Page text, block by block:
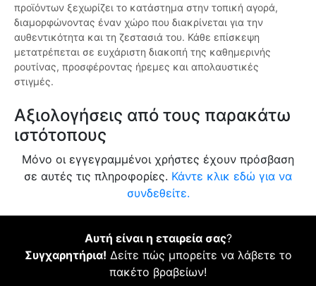
προϊόντων ξεχωρίζει το κατάστημα στην τοπική αγορά,
διαμορφώνοντας έναν χώρο που διακρίνεται για την
αυθεντικότητα και τη ζεστασιά του. Κάθε επίσκεψη
μετατρέπεται σε ευχάριστη διακοπή της καθημερινής
ρουτίνας, προσφέροντας ήρεμες και απολαυστικές
στιγμές.
Αξιολογήσεις από τους παρακάτω
ιστότοπους
Μόνο οι εγγεγραμμένοι χρήστες έχουν πρόσβαση
σε αυτές τις πληροφορίες. Κάντε κλικ εδώ για να
συνδεθείτε.
Αυτή είναι η εταιρεία σας?
Συγχαρητήρια! Δείτε πώς μπορείτε να λάβετε το
πακέτο βραβείων!